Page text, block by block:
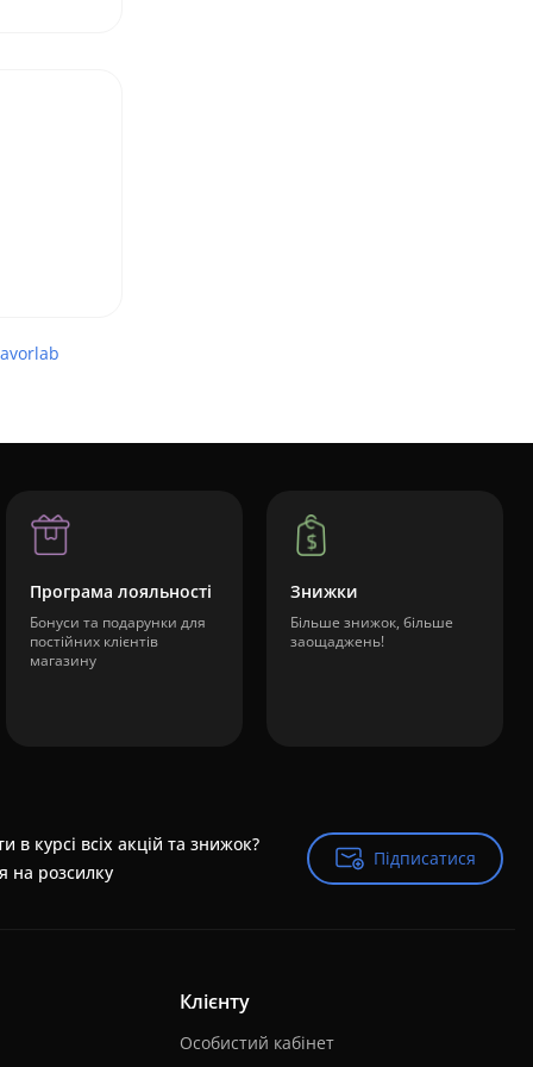
Програма лояльності
Бонуси та подарунки для
постійних клієнтів
магазину
Знижки
Більше знижок, більше
заощаджень!
в курсі всіх акцій та знижок?
на розсилку
Підписатися
Підписатися
Клієнту
Особистий кабінет